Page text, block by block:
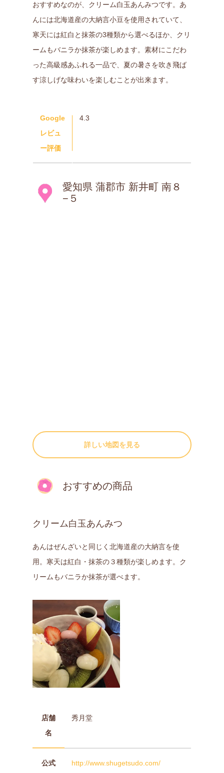
おすすめなのが、クリーム白玉あんみつです。あ
んには北海道産の大納言小豆を使用されていて、
寒天には紅白と抹茶の3種類から選べるほか、クリ
ームもバニラか抹茶が楽しめます。素材にこだわ
った高級感あふれる一品で、夏の暑さを吹き飛ば
す涼しげな味わいを楽しむことが出来ます。
Google
レビュ
ー評価
4.3
愛知県 蒲郡市 新井町 南８
−５
詳しい地図を見る
おすすめの商品
クリーム白玉あんみつ
あんはぜんざいと同じく北海道産の大納言を使
用。寒天は紅白・抹茶の３種類が楽しめます。ク
リームもバニラか抹茶が選べます。
店舗
名
秀月堂
公式 http://www.shugetsudo.com/